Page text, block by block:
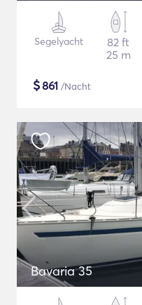
Segelyacht
82 ft
25 m
$861 /Nacht
Bavaria 35